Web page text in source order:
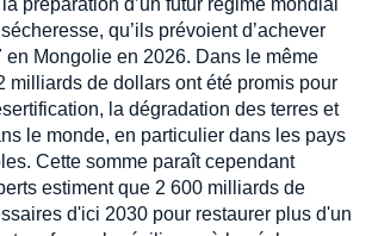
préparation d’un futur régime mondial
qu’ils prévoient d’achever
en Mongolie en 2026. Dans le même
milliards de dollars ont été promis pour
la dégradation des terres et
le monde, en particulier dans les pays
Cette somme paraît cependant
estiment que 2 600 milliards de
d'ici 2030 pour restaurer plus d'un